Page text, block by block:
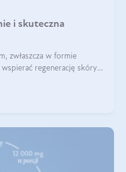
i skuteczna
zwłaszcza w formie
regenerację skóry i